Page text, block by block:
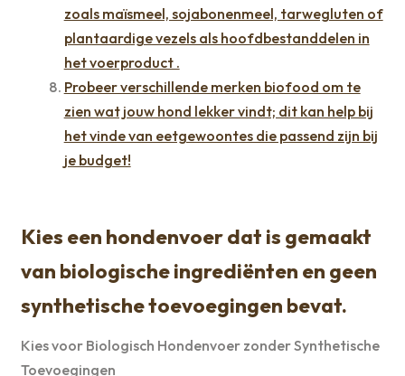
zoals maïsmeel, sojabonenmeel, tarwegluten of
plantaardige vezels als hoofdbestanddelen in
het voerproduct .
Probeer verschillende merken biofood om te
zien wat jouw hond lekker vindt; dit kan help bij
het vinde van eetgewoontes die passend zijn bij
je budget!
Kies een hondenvoer dat is gemaakt
van biologische ingrediënten en geen
synthetische toevoegingen bevat.
Kies voor Biologisch Hondenvoer zonder Synthetische
Toevoegingen